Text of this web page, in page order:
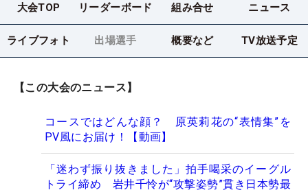
大会TOP リーダーボード 組み合せ ニュース
ライブフォト 出場選手 概要など TV放送予定
【この大会のニュース】
コースではどんな顔？ 原英莉花の“表情集”を
PV風にお届け！【動画】
「迷わず振り抜きました」拍手喝采のイーグル
トライ締め 岩井千怜が“攻撃姿勢”貫き日本勢最